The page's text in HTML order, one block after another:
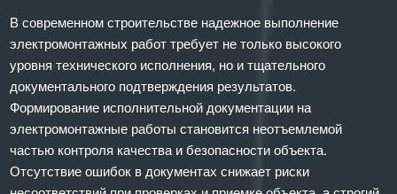
В современном строительстве надежное выполнение
электромонтажных работ требует не только высокого
уровня технического исполнения, но и тщательного
документального подтверждения результатов.
Формирование исполнительной документации на
электромонтажные работы становится неотъемлемой
частью контроля качества и безопасности объекта.
Отсутствие ошибок в документах снижает риски